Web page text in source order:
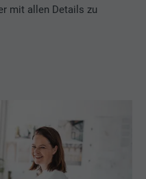
mit allen Details zu